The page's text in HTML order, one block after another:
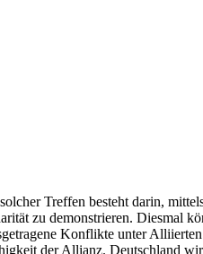
Treffen besteht darin,
zu demonstrieren. Diesmal
Konflikte unter
der Allianz. Deutschland